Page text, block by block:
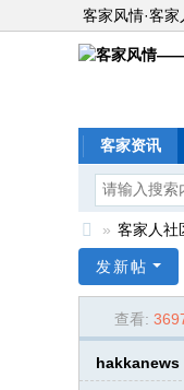
客家风情·客
客家资讯
家
» 客家人社
发新帖
查看:
hakkanews